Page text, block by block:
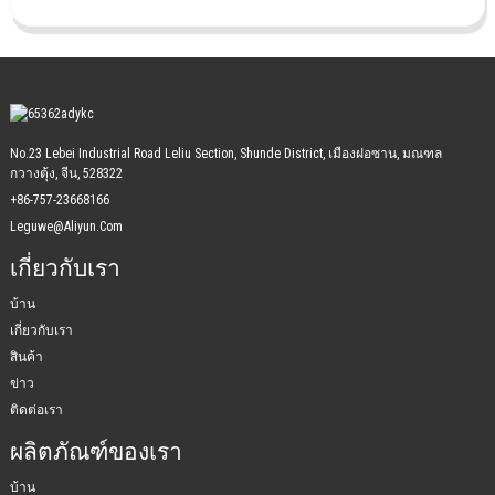
No.23 Lebei Industrial Road Leliu Section, Shunde District, เมืองฝอซาน, มณฑล
กวางตุ้ง, จีน, 528322
+86-757-23668166
Leguwe@aliyun.com
เกี่ยวกับเรา
บ้าน
เกี่ยวกับเรา
สินค้า
ข่าว
ติดต่อเรา
ผลิตภัณฑ์ของเรา
บ้าน